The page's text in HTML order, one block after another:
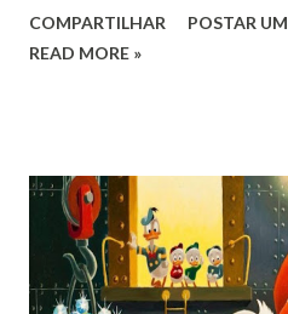
pela USP, tenho mais de 40
Editora Comenius e o projeto
por causa de uma luta contra o
bastante conhecida do
como em todas as filosofias e
conservadores,
COMPARTILHAR
POSTAR
READ MORE »